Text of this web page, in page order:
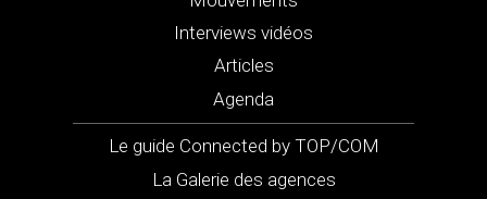
Interviews vidéos
Articles
Agenda
Le guide Connected by TOP/COM
La Galerie des agences